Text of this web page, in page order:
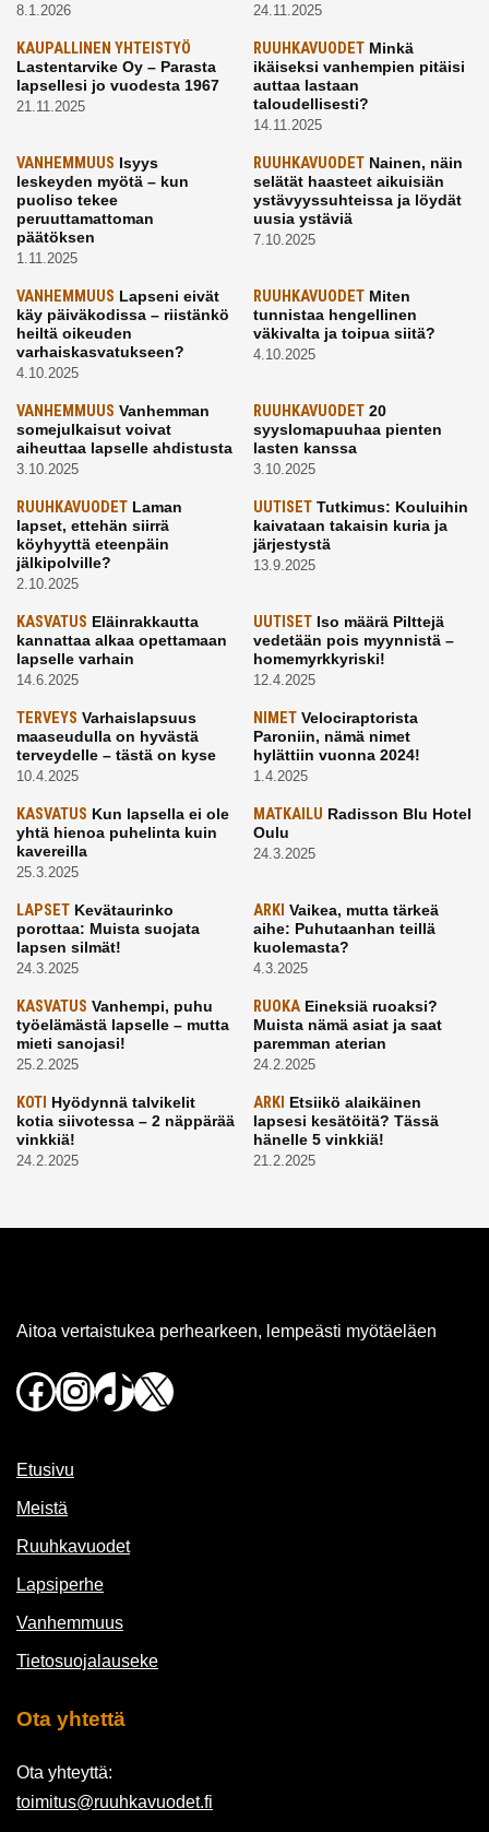
8.1.2026 24.11.2025
KAUPALLINEN YHTEISTYÖ
Lastentarvike Oy – Parasta
lapsellesi jo vuodesta 1967
21.11.2025
RUUHKAVUODETMinkä
ikäiseksi vanhempien pitäisi
auttaa lastaan
taloudellisesti?
14.11.2025
VANHEMMUUS Isyys
leskeyden myötä – kun
puoliso tekee
peruuttamattoman
päätöksen
1.11.2025
RUUHKAVUODETNainen, näin
selätät haasteet aikuisiän
ystävyyssuhteissa ja löydät
uusia ystäviä
7.10.2025
VANHEMMUUS Lapseni eivät
käy päiväkodissa – riistänkö
heiltä oikeuden
varhaiskasvatukseen?
4.10.2025
RUUHKAVUODETMiten
tunnistaa hengellinen
väkivalta ja toipua siitä?
4.10.2025
VANHEMMUUS Vanhemman
somejulkaisut voivat
aiheuttaa lapselle ahdistusta
3.10.2025
RUUHKAVUODET20
syyslomapuuhaa pienten
lasten kanssa
3.10.2025
RUUHKAVUODET Laman
lapset, ettehän siirrä
köyhyyttä eteenpäin
jälkipolville?
2.10.2025
UUTISETTutkimus: Kouluihin
kaivataan takaisin kuria ja
järjestystä
13.9.2025
KASVATUS Eläinrakkautta
kannattaa alkaa opettamaan
lapselle varhain
14.6.2025
UUTISETIso määrä Pilttejä
vedetään pois myynnistä –
homemyrkkyriski!
12.4.2025
TERVEYS Varhaislapsuus
maaseudulla on hyvästä
terveydelle – tästä on kyse
10.4.2025
NIMETVelociraptorista
Paroniin, nämä nimet
hylättiin vuonna 2024!
1.4.2025
KASVATUS Kun lapsella ei ole
yhtä hienoa puhelinta kuin
kavereilla
25.3.2025
MATKAILU Radisson Blu Hotel
Oulu
24.3.2025
LAPSET Kevätaurinko
porottaa: Muista suojata
lapsen silmät!
24.3.2025
ARKI Vaikea, mutta tärkeä
aihe: Puhutaanhan teillä
kuolemasta?
4.3.2025
KASVATUS Vanhempi, puhu
työelämästä lapselle – mutta
mieti sanojasi!
25.2.2025
RUOKAEineksiä ruoaksi?
Muista nämä asiat ja saat
paremman aterian
24.2.2025
KOTI Hyödynnä talvikelit
kotia siivotessa – 2 näppärää
vinkkiä!
24.2.2025
ARKI Etsiikö alaikäinen
lapsesi kesätöitä? Tässä
hänelle 5 vinkkiä!
21.2.2025
Aitoa vertaistukea perhearkeen, lempeästi myötäeläen
Facebook
Instagram
TikTok
X
Etusivu
Meistä
Ruuhkavuodet
Lapsiperhe
Vanhemmuus
Tietosuojalauseke
Ota yhtettä
Ota yhteyttä:
toimitus@ruuhkavuodet.fi